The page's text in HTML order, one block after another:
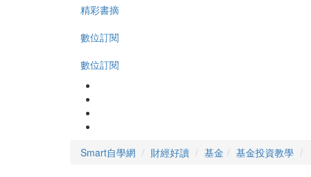
精彩書摘
數位訂閱
數位訂閱
Smart自學網 財經好讀 基金 基金投資教學